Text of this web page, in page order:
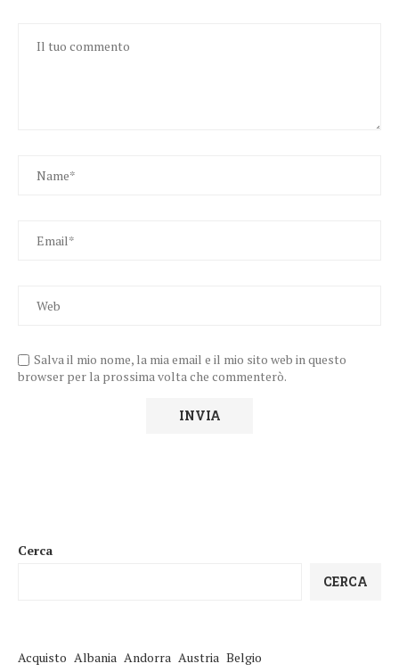
Salva il mio nome, la mia email e il mio sito web in questo
browser per la prossima volta che commenterò.
Cerca
CERCA
Acquisto Albania Andorra Austria Belgio